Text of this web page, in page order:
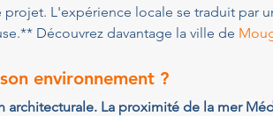
L'expérience locale se traduit par
Découvrez davantage la ville de
environnement ?
La proximité de la mer